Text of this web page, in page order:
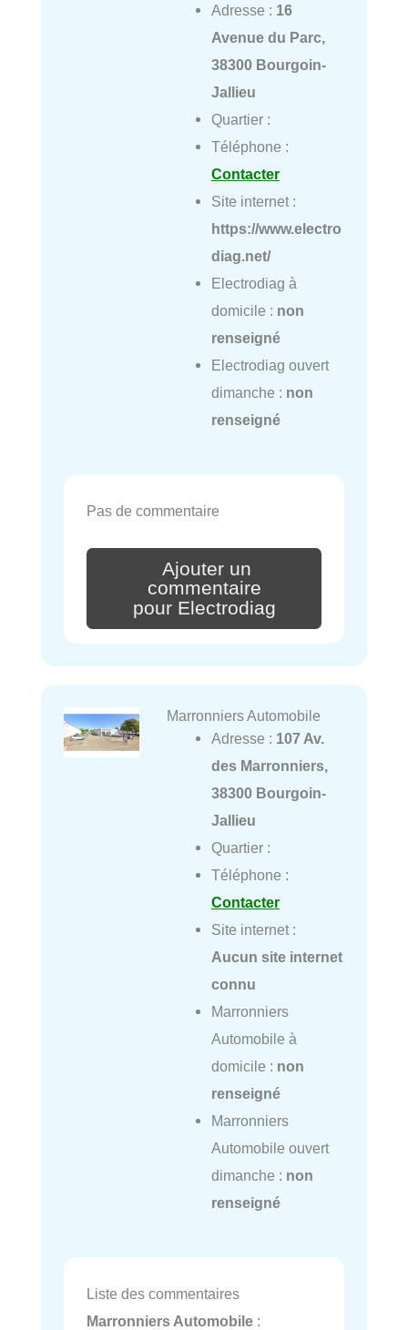
Adresse : 16
Avenue du Parc,
38300 Bourgoin-
Jallieu
Quartier :
Téléphone :
Contacter
Site internet :
https://www.electro
diag.net/
Electrodiag à
domicile : non
renseigné
Electrodiag ouvert
dimanche : non
renseigné
Pas de commentaire
Ajouter un
commentaire
pour Electrodiag
Marronniers Automobile
Adresse : 107 Av.
des Marronniers,
38300 Bourgoin-
Jallieu
Quartier :
Téléphone :
Contacter
Site internet :
Aucun site internet
connu
Marronniers
Automobile à
domicile : non
renseigné
Marronniers
Automobile ouvert
dimanche : non
renseigné
Liste des commentaires
Marronniers Automobile :